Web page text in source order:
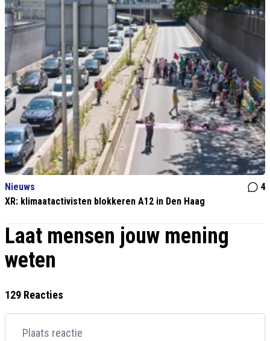
Nieuws
4
XR: klimaatactivisten blokkeren A12 in Den Haag
Laat mensen jouw mening
weten
129 Reacties